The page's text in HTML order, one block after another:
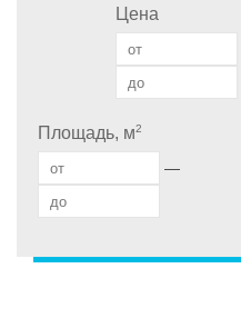
Цена
Площадь, м2
—